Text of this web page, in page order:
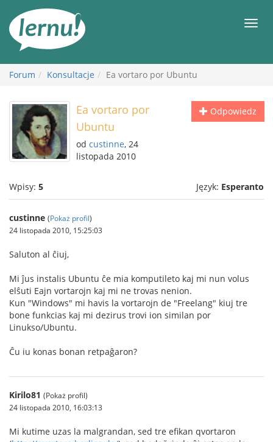
Forum Konsultacje Ea vortaro por Ubuntu
Odpowiedz
Ea vortaro por
Ubuntu
od custinne, 24
listopada 2010
Wpisy: 5 Język: Esperanto
custinne (Pokaż profil)
24 listopada 2010, 15:25:03
Saluton al ĉiuj,
Mi ĵus instalis Ubuntu ĉe mia komputileto kaj mi nun volus
elŝuti Eajn vortarojn kaj mi ne trovas nenion.
Kun "Windows" mi havis la vortarojn de "Freelang" kiuj tre
bone funkcias kaj mi dezirus trovi ion similan por
Linukso/Ubuntu.
Ĉu iu konas bonan retpaĝaron?
Kirilo81 (Pokaż profil)
24 listopada 2010, 16:03:13
Mi kutime uzas la malgrandan, sed tre efikan qvortaron